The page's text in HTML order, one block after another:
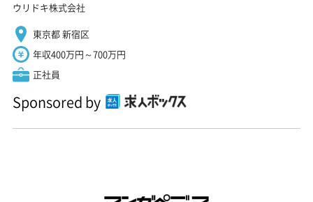
ウリドキ株式会社
東京都 新宿区
年収400万円～700万円
正社員
Sponsored by